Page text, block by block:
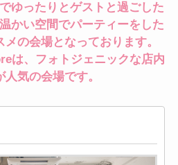
ゆったりとゲストと過ごした
かい空間でパーティーをした
の会場となっております。
は、フォトジェニックな店内
気の会場です。